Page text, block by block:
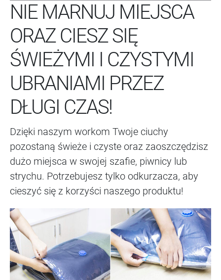
NIE MARNUJ MIEJSCA
ORAZ CIESZ SIĘ
ŚWIEŻYMI I CZYSTYMI
UBRANIAMI PRZEZ
DŁUGI CZAS!
Dzięki naszym workom Twoje ciuchy
pozostaną świeże i czyste oraz zaoszczędzisz
dużo miejsca w swojej szafie, piwnicy lub
strychu. Potrzebujesz tylko odkurzacza, aby
cieszyć się z korzyści naszego produktu!